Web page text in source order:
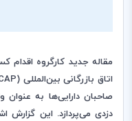
مقاله جدید کارگروه
اتاق بازرگانی بین‌المللی (
صاحبان دارایی‌ها به عنوان
دزدی می‌پردازد. این گزارش